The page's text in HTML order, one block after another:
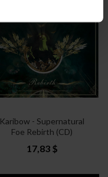
Karibow - Supernatural
Foe Rebirth (CD)
17,83 $